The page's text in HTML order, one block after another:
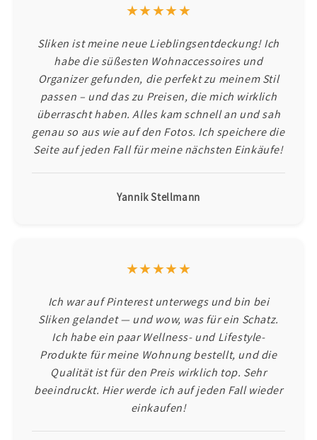
★★★★★
Sliken ist meine neue Lieblingsentdeckung! Ich
habe die süßesten Wohnaccessoires und
Organizer gefunden, die perfekt zu meinem Stil
passen – und das zu Preisen, die mich wirklich
überrascht haben. Alles kam schnell an und sah
genau so aus wie auf den Fotos. Ich speichere die
Seite auf jeden Fall für meine nächsten Einkäufe!
Yannik Stellmann
★★★★★
Ich war auf Pinterest unterwegs und bin bei
Sliken gelandet — und wow, was für ein Schatz.
Ich habe ein paar Wellness- und Lifestyle-
Produkte für meine Wohnung bestellt, und die
Qualität ist für den Preis wirklich top. Sehr
beeindruckt. Hier werde ich auf jeden Fall wieder
einkaufen!